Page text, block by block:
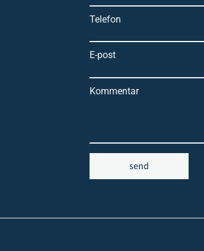
Telefon
E-post
Kommentar
send